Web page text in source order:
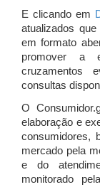
E clicando em
atualizados
em formato
promover a
cruzamentos
consultas
O
elaboração e
consumidores,
mercado pela
e do
monitorado